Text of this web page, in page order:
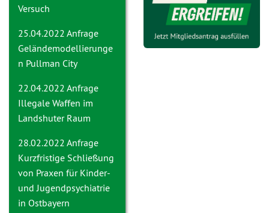
Versuch
25.04.2022 Anfrage
Geländemodellierunge
n Pullman City
22.04.2022 Anfrage
Illegale Waffen im
Landshuter Raum
28.02.2022 Anfrage
Kurzfristige Schließung
von Praxen für Kinder-
und Jugendpsychiatrie
in Ostbayern